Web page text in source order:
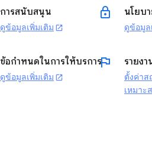
การสนับสนุน
ดูข้อมูลเพิ่มเติม open_in_new
lock นโยบ
ดูข้อมูล
ข้อกำหนดในการให้บริการ
ดูข้อมูลเพิ่มเติม open_in_new
flag รายงา
ตั้งค่าส
เหมาะ